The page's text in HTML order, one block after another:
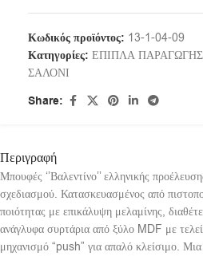
Κωδικός προϊόντος: 13-1-04-09
Κατηγορίες: ΕΠΙΠΛΑ
ΣΑΛΟΝΙ
Share:
Περιγραφή
Μπουφές ‘’Βαλεντίνο’’ ελληνικής
σχεδιασμού. Κατασκευασμένος από
ποιότητας με επικάλυψη μελαμίνης,
ανάγλυφα συρτάρια από ξύλο MDF με
μηχανισμό “push” για απαλό κλείσιμο. Μια